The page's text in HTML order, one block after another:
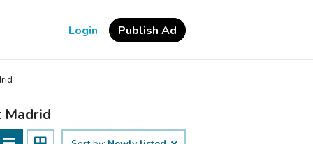
Login Publish Ad
Madrid